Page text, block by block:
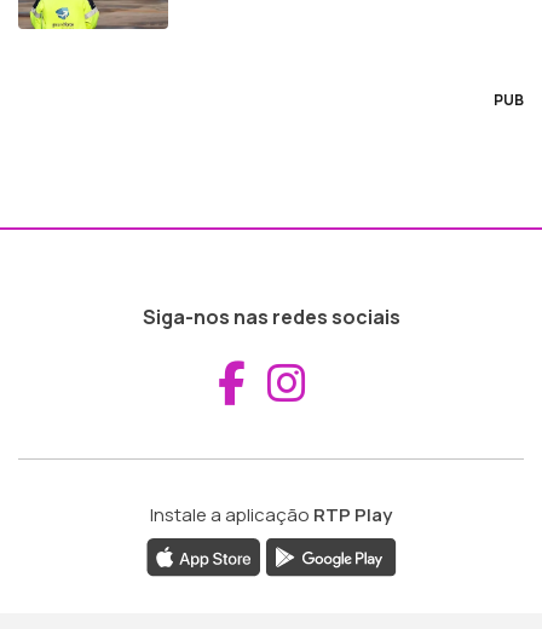
PUB
Siga-nos nas redes sociais
Aceder ao
Instale a aplicação RTP Play